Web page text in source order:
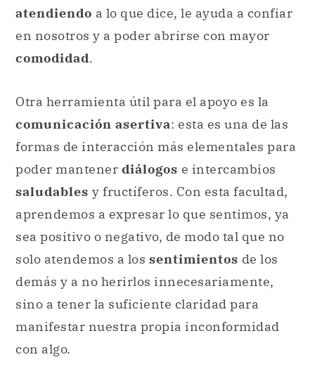
atendiendo a lo que dice, le ayuda a confiar
en nosotros y a poder abrirse con mayor
comodidad.
Otra herramienta útil para el apoyo es la
comunicación asertiva: esta es una de las
formas de interacción más elementales para
poder mantener diálogos e intercambios
saludables y fructíferos. Con esta facultad,
aprendemos a expresar lo que sentimos, ya
sea positivo o negativo, de modo tal que no
solo atendemos a los sentimientos de los
demás y a no herirlos innecesariamente,
sino a tener la suficiente claridad para
manifestar nuestra propia inconformidad
con algo.